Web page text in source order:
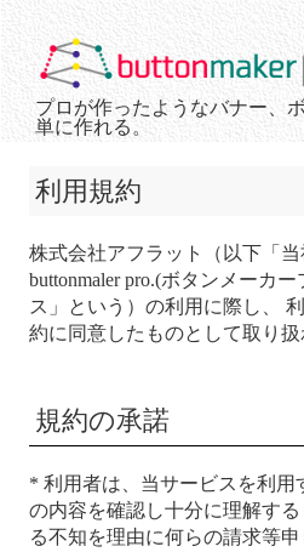
プロが作ったようなバナー、
単に作れる。
利用規約
株式会社アフラット（以下「
buttonmaler pro.(ボタンメーカ
ス」という）の利用に際し、
約に同意したものとして取り扱
規約の承諾
* 利用者は、当サービスを利用
の内容を確認し十分に理解す
る不知を理由に何らの請求等